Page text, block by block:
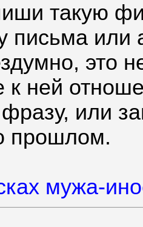
такую
письма или
это
к ней
или
прошлом.
мужа-